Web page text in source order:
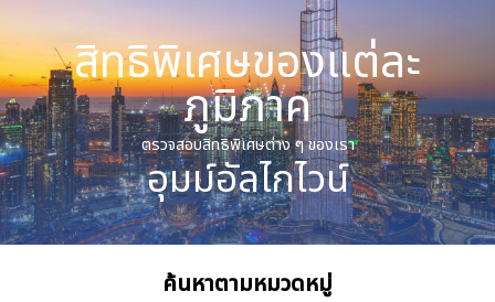
สิทธิพิเศษของแต่ละ
ภูมิภาค
ตรวจสอบสิทธิพิเศษต่าง ๆ ของเรา
อุมม์อัลไกไวน์
ค้นหาตามหมวดหมู่